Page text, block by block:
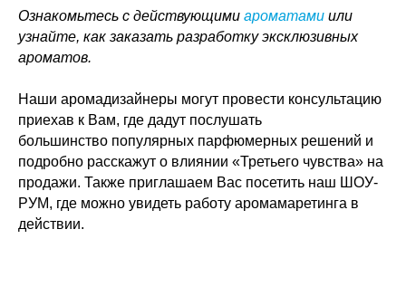
Ознакомьтесь с действующими ароматами или
узнайте, как заказать разработку эксклюзивных
ароматов.
Наши аромадизайнеры могут провести консультацию
приехав к Вам, где дадут послушать
большинство популярных парфюмерных решений и
подробно расскажут о влиянии «Третьего чувства» на
продажи. Также приглашаем Вас посетить наш ШОУ-
РУМ, где можно увидеть работу аромамаретинга в
действии.